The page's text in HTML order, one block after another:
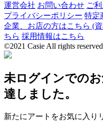
運営会社 お問い合わせ ご
プライバシーポリシー 特定
企業、お店の方はこちら (
ちら 採用情報はこちら
©2021 Casie All rights
未ログインでの
達しました。
新たにアートをお気に入り